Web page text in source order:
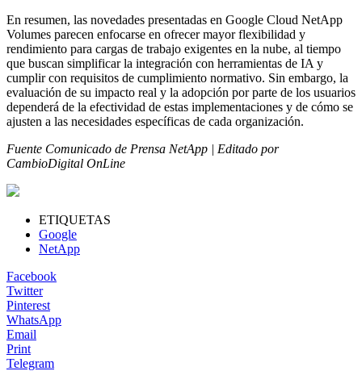
En resumen, las novedades presentadas en Google Cloud NetApp
Volumes parecen enfocarse en ofrecer mayor flexibilidad y
rendimiento para cargas de trabajo exigentes en la nube, al tiempo
que buscan simplificar la integración con herramientas de IA y
cumplir con requisitos de cumplimiento normativo. Sin embargo, la
evaluación de su impacto real y la adopción por parte de los usuarios
dependerá de la efectividad de estas implementaciones y de cómo se
ajusten a las necesidades específicas de cada organización.
Fuente Comunicado de Prensa NetApp | Editado por
CambioDigital OnLine
ETIQUETAS
Google
NetApp
Facebook
Twitter
Pinterest
WhatsApp
Email
Print
Telegram